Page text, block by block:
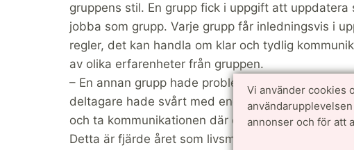
Vi använder cookies
annonser och för att
gruppens stil. En grupp fick i uppgift att
jobba som grupp. Varje grupp får inledningsvis i
regler, det kan handla om klar och tydlig
av olika erfarenheter från gruppen.
– En annan grupp hade problem med den
deltagare hade svårt med engelskan. Lösningen
och ta kommunikationen där också.
Detta är fjärde året som livsmedelsteknik-kursen